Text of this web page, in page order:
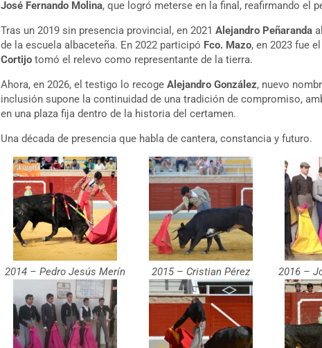
José Fernando Molina, que logró meterse en la final, reafirmando el
Tras un 2019 sin presencia provincial, en 2021Alejandro Peñaranda
de la escuela albaceteña. En 2022 participó Fco. Mazo, en 2023 fue
Cortijo tomó el relevo como representante de la tierra.
Ahora, en 2026, el testigo lo recogeAlejandro González, nuevo
inclusión supone la continuidad de una tradición de compromiso,
en una plaza fija dentro de la historia del certamen.
Una década de presencia que habla de cantera, constancia y futuro.
2014 – Pedro Jesús Merín 2015 – Cristian Pérez 2016 –